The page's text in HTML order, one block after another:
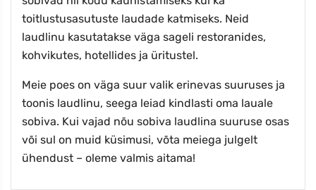
toitlustusasutuste laudade katmiseks. Neid
laudlinu kasutatakse väga sageli restoranides,
kohvikutes, hotellides ja üritustel.
Meie poes on väga suur valik erinevas suuruses ja
toonis laudlinu, seega leiad kindlasti oma lauale
sobiva. Kui vajad nõu sobiva laudlina suuruse osas
või sul on muid küsimusi, võta meiega julgelt
ühendust – oleme valmis aitama!